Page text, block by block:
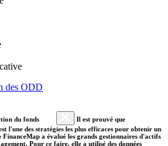
des ODD
du fonds
Il est prouvé que
l'une des stratégies les plus efficaces pour obtenir un
a évalué les grands gestionnaires d'actifs
Pour ce faire, elle a utilisé des données